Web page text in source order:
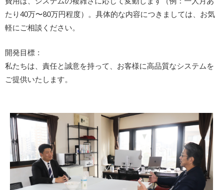
たり40万〜80万円程度）。具体的な内容につきましては、お気
軽にご相談ください。
開発目標：
私たちは、責任と誠意を持って、お客様に高品質なシステムを
ご提供いたします。